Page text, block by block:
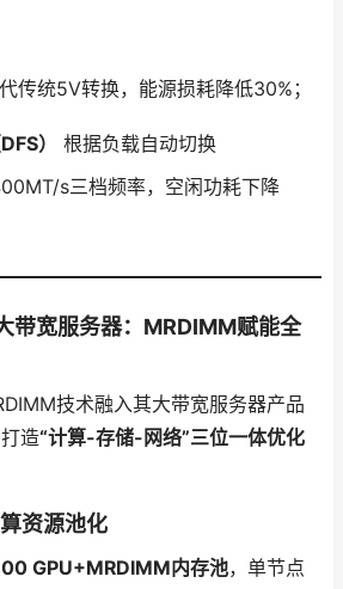
传统5V转换，能源损耗降低30%；
）
根据负载自动切换
s三档频率，空闲功耗下降
带宽服务器：MRDIMM赋能全
技术融入其大带宽服务器产品
造“计算-存储-网络”三位一体优化
资源池化
GPU+MRDIMM内存池，单节点